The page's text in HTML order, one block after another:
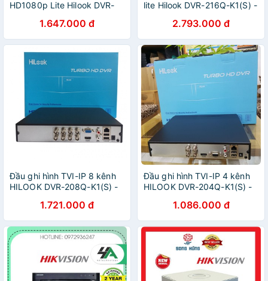
HD1080p Lite Hilook DVR-
1.647.000 đ
lite Hilook DVR-216Q-K1(S) -
2.793.000 đ
Đầu ghi hình TVI-IP 8 kênh
HILOOK DVR-208Q-K1(S) -
1.721.000 đ
Đầu ghi hình TVI-IP 4 kênh
HILOOK DVR-204Q-K1(S) -
1.086.000 đ